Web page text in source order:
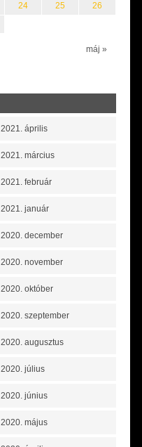
máj »
24 25
26
2021. április
2021. március
2021. február
2021. január
2020. december
2020. november
2020. október
2020. szeptember
2020. augusztus
2020. július
2020. június
2020. május